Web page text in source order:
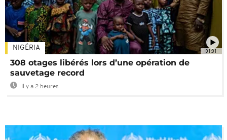
01:01
NIGÉRIA
308 otages libérés lors d’une opération de
sauvetage record
Il y a 2 heures